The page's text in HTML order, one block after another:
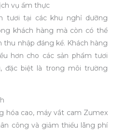
vụ ẩm thực
tươi tại các khu nghỉ dưỡng
khách hàng mà còn có thể
nhập đáng kể. Khách hàng
hơn cho các sản phẩm tươi
đặc biệt là trong môi trường
hóa cao, máy vắt cam Zumex
công và giảm thiểu lãng phí